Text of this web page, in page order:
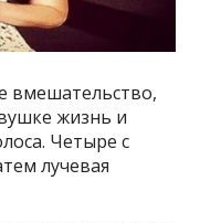
вмешательство,
жизнь и
Четыре с
лучевая